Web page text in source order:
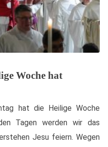
Woche hat
hat die Heilige Woche
Tagen werden wir das
Jesu feiern. Wegen